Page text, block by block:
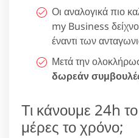
Οι αναλογικά πιο
my Business
έναντι των
Μετά την
δωρεάν
Τι κάνουμε 24h
μέρες το χρόνο;